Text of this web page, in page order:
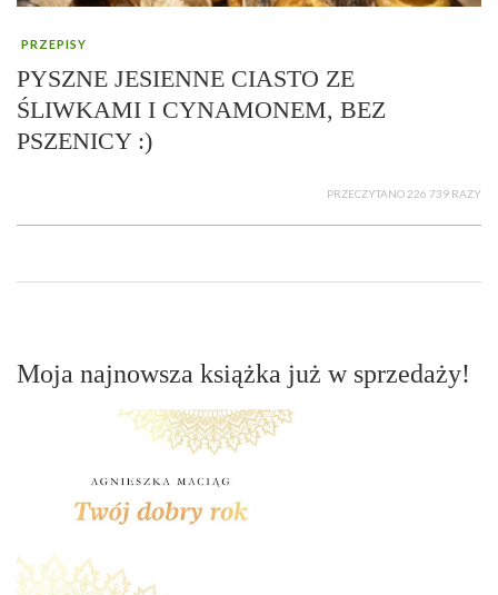
PRZEPISY
PYSZNE JESIENNE CIASTO ZE
ŚLIWKAMI I CYNAMONEM, BEZ
PSZENICY :)
PRZECZYTANO 226 739 RAZY
Moja najnowsza książka już w sprzedaży!